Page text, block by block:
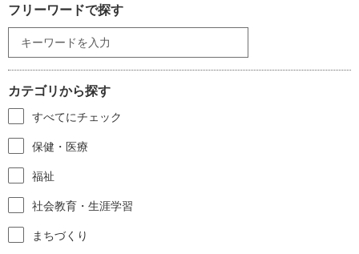
フリーワードで探す
カテゴリから探す
すべてにチェック
保健・医療
福祉
社会教育・生涯学習
まちづくり